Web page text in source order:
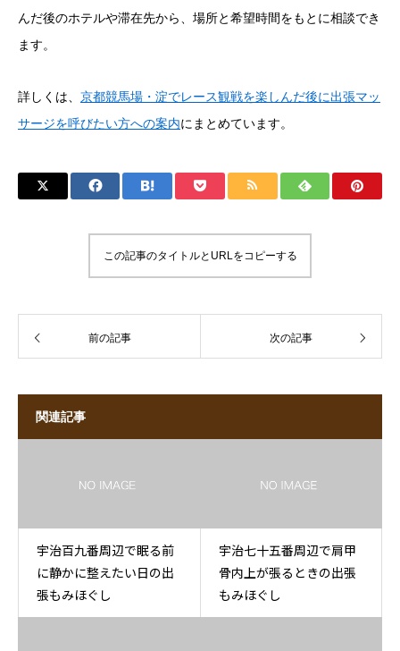
んだ後のホテルや滞在先から、場所と希望時間をもとに相談でき
ます。
詳しくは、 京都競馬場・淀でレース観戦を楽しんだ後に出張マッ
サージを呼びたい方への案内にまとめています。
この記事のタイトルとURLをコピーする
前の記事 次の記事
関連記事
宇治百九番周辺で眠る前
に静かに整えたい日の出
張もみほぐし
宇治七十五番周辺で肩甲
骨内上が張るときの出張
もみほぐし